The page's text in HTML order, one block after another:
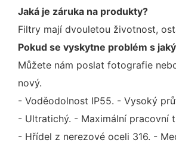
Jaká je záruka na produkty?
Filtry mají dvouletou životnost,
Pokud se vyskytne problém s
Můžete nám poslat fotografie
nový.
- Voděodolnost IP55. - Vysoký
- Ultratichý. - Maximální pracovní
- Hřídel z nerezové oceli 316. -